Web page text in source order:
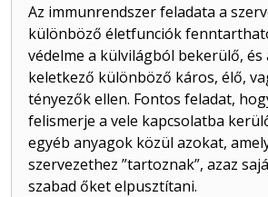
Az immunrendszer feladata a
különböző életfunciók
védelme a külvilágból bekerülő, és
keletkező különböző káros, élő,
tényezők ellen. Fontos feladat,
felismerje a vele kapcsolatba
egyéb anyagok közül azokat,
szervezethez ”tartoznak”, azaz
szabad őket elpusztítani.